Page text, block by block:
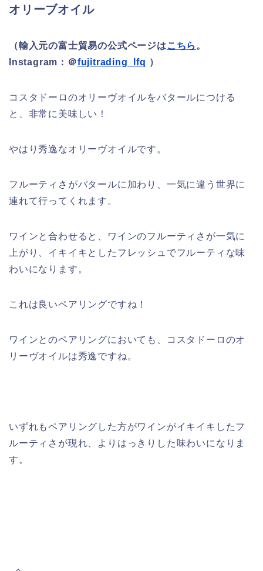
オリーブオイル
（輸入元の富士貿易の公式ページは こちら 。
Instagram：＠fujitrading_lfq ）
コスタドーロのオリーヴオイルをバタールにつける
と、非常に美味しい！
やはり秀逸なオリーヴオイルです。
フルーティさがバタールに加わり、一気に違う世界に
連れて行ってくれます。
ワインと合わせると、ワインのフルーティさが一気に
上がり、イキイキとしたフレッシュでフルーティな味
わいになります。
これは良いペアリングですね！
ワインとのペアリングにおいても、コスタドーロのオ
リーヴオイルは秀逸ですね。
いずれもペアリングした方がワインがイキイキしたフ
ルーティさが現れ、よりはっきりした味わいになりま
す。